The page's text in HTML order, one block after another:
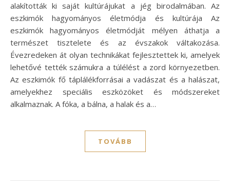
alakították ki saját kultúrájukat a jég birodalmában. Az
eszkimók hagyományos életmódja és kultúrája Az
eszkimók hagyományos életmódját mélyen áthatja a
természet tisztelete és az évszakok váltakozása.
Évezredeken át olyan technikákat fejlesztettek ki, amelyek
lehetővé tették számukra a túlélést a zord környezetben.
Az eszkimók fő táplálékforrásai a vadászat és a halászat,
amelyekhez speciális eszközöket és módszereket
alkalmaznak. A fóka, a bálna, a halak és a…
TOVÁBB